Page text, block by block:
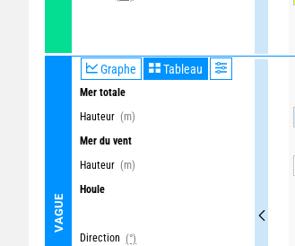
VAGUE
Graphe Tableau
Mer totale
Hauteur (m)
Mer du vent
Hauteur (m)
Houle
Direction (°)